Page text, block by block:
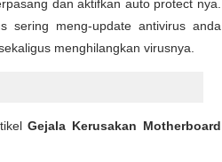
dan aktifkan auto protect nya.
sering meng-update antivirus anda
menghilangkan virusnya.
Gejala Kerusakan Motherboard